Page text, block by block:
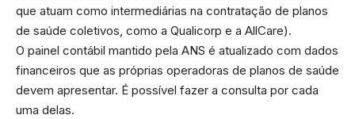
que atuam como intermediárias na contratação de planos
de saúde coletivos, como a Qualicorp e a AllCare).
O painel contábil mantido pela ANS é atualizado com dados
financeiros que as próprias operadoras de planos de saúde
devem apresentar. É possível fazer a consulta por cada
uma delas.